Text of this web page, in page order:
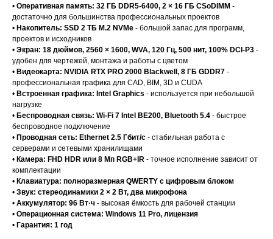
• Оперативная память: 32 ГБ DDR5-6400, 2 × 16 ГБ CSoDIMM -
достаточно для большинства профессиональных проектов
• Накопитель: SSD 2 ТБ M.2 NVMe - большой запас для программ,
проектов и исходников
• Экран: 18 дюймов, 2560 × 1600, WVA, 120 Гц, 500 нит, 100% DCI-P3 -
удобен для чертежей, монтажа и работы с цветом
• Видеокарта: NVIDIA RTX PRO 2000 Blackwell, 8 ГБ GDDR7 -
профессиональная графика для CAD, BIM, 3D и CUDA
• Встроенная графика: Intel Graphics - используется при небольшой
нагрузке
• Беспроводная связь: Wi-Fi 7 Intel BE200, Bluetooth 5.4 - быстрое
беспроводное подключение
• Проводная сеть: Ethernet 2.5 Гбит/с - стабильная работа с
серверами и сетевыми хранилищами
• Камера: FHD HDR или 8 Мп RGB+IR - точное исполнение зависит от
комплектации
• Клавиатура: полноразмерная QWERTY с цифровым блоком
• Звук: стереодинамики 2 × 2 Вт, два микрофона
• Аккумулятор: 96 Вт·ч - высокая ёмкость для рабочей станции
• Операционная система: Windows 11 Pro, лицензия
• Гарантия: 1 год